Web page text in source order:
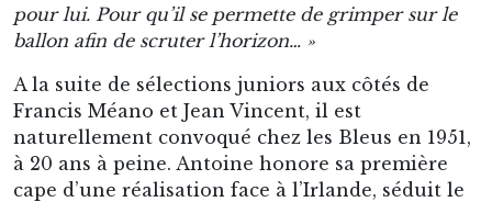
pour lui. Pour qu’il se permette de grimper sur le
ballon afin de scruter l’horizon… »
A la suite de sélections juniors aux côtés de
Francis Méano et Jean Vincent, il est
naturellement convoqué chez les Bleus en 1951,
à 20 ans à peine. Antoine honore sa première
cape d’une réalisation face à l’Irlande, séduit le